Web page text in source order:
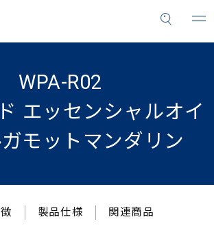
WPA-R02
エッセンシャルオイ
モットマンダリン
製品仕様 関連商品